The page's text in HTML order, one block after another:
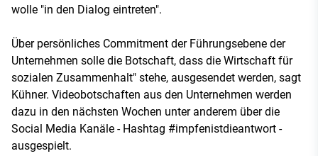
wolle "in den Dialog eintreten".
Über persönliches Commitment der Führungsebene der
Unternehmen solle die Botschaft, dass die Wirtschaft für
sozialen Zusammenhalt" stehe, ausgesendet werden, sagt
Kühner. Videobotschaften aus den Unternehmen werden
dazu in den nächsten Wochen unter anderem über die
Social Media Kanäle - Hashtag #impfenistdieantwort -
ausgespielt.